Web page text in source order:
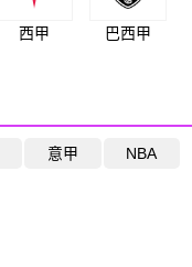
西甲 巴西甲
意甲 NBA